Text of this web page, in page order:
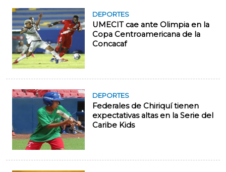
DEPORTES
UMECIT cae ante Olimpia en la
Copa Centroamericana de la
Concacaf
DEPORTES
Federales de Chiriquí tienen
expectativas altas en la Serie del
Caribe Kids